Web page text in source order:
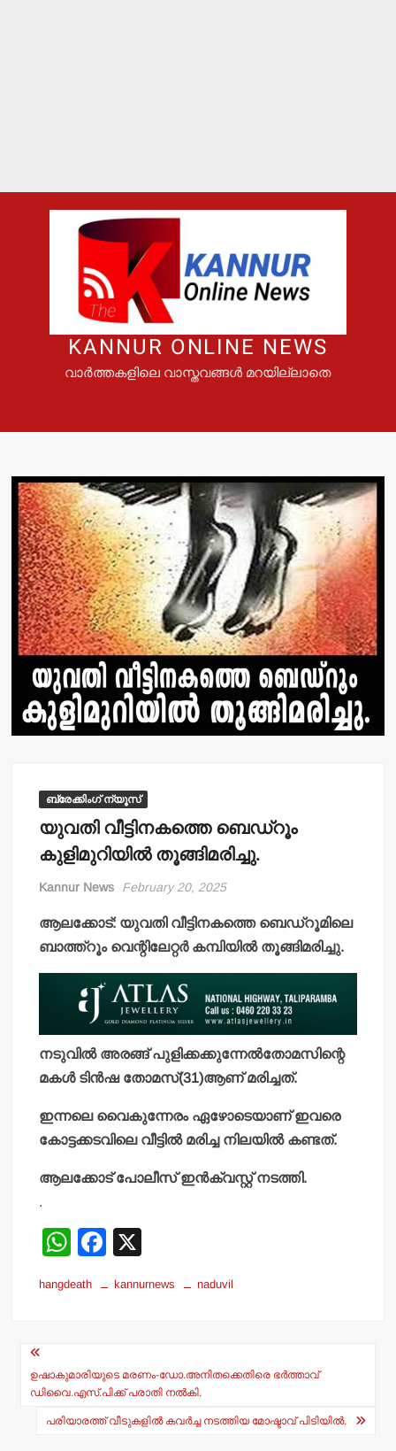
KANNUR ONLINE NEWS
വാർത്തകളിലെ വാസ്തവങ്ങൾ മറയില്ലാതെ
ബ്രേക്കിംഗ് ന്യൂസ്
യുവതി വീട്ടിനകത്തെ ബെഡ്‌റൂം
കുളിമുറിയില്‍ തൂങ്ങിമരിച്ചു.
Kannur News February 20, 2025
ആലക്കോട്: യുവതി വീട്ടിനകത്തെ ബെഡ്‌റൂമിലെ
ബാത്ത്‌റൂം വെന്റിലേറ്റര്‍ കമ്പിയില്‍ തൂങ്ങിമരിച്ചു.
നടുവില്‍ അരങ്ങ് പുളിക്കക്കുന്നേല്‍തോമസിന്റെ
മകള്‍ ടിന്‍ഷ തോമസ്(31)ആണ് മരിച്ചത്.
ഇന്നലെ വൈകുന്നേരം ഏഴോടെയാണ് ഇവരെ
കോട്ടക്കടവിലെ വീട്ടില്‍ മരിച്ച നിലയില്‍ കണ്ടത്.
ആലക്കോട് പോലീസ് ഇന്‍ക്വസ്റ്റ് നടത്തി.
.
W
at
p
p
F
c
o
o
hangdeath kannurnews naduvil
Post
navigation
ഉഷാകുമാരിയുടെ മരണം-ഡോ.അനിതക്കെതിരെ ഭര്‍ത്താവ്
ഡിവൈ.എസ്.പിക്ക് പരാതി നല്‍കി.
പരിയാരത്ത് വീടുകളില്‍ കവര്‍ച്ച നടത്തിയ മോഷ്ടാവ് പിടിയില്‍.